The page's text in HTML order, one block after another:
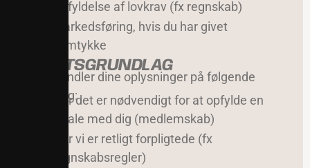
Opfyldelse af lovkrav (fx regnskab)
Markedsføring, hvis du har givet
samtykke
4. RETSGRUNDLAG
Vi behandler dine oplysninger på følgende
grundlag:Når det er nødvendigt for at opfylde en
aftale med dig (medlemskab)
Når vi er retligt forpligtede (fx
regnskabsregler)